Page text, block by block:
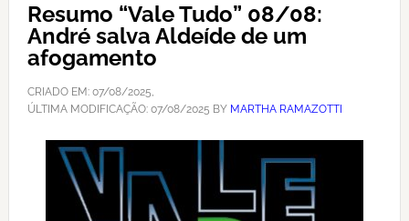
Resumo “Vale Tudo” 08/08:
André salva Aldeíde de um
afogamento
CRIADO EM: 07/08/2025,
ÚLTIMA MODIFICAÇÃO: 07/08/2025 BY MARTHA RAMAZOTTI